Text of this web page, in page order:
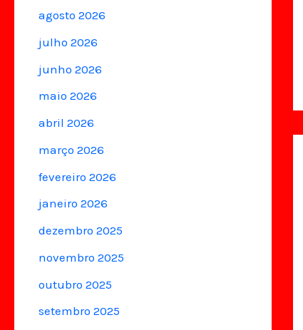
agosto 2026
julho 2026
junho 2026
maio 2026
abril 2026
março 2026
fevereiro 2026
janeiro 2026
dezembro 2025
novembro 2025
outubro 2025
setembro 2025